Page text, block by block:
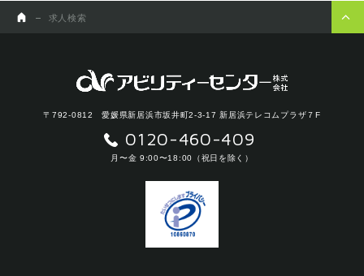
求人検索
〒792-0812 愛媛県新居浜市坂井町2-3-17 新居浜テレコムプラザ７F
0120-460-409
月〜金 9:00〜18:00（祝日を除く）